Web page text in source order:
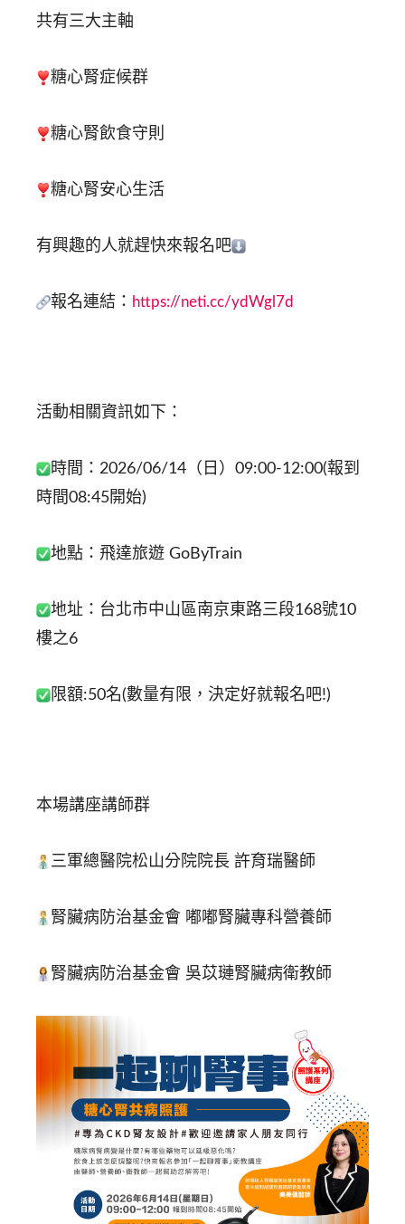
共有三大主軸
糖心腎症候群
糖心腎飲食守則
糖心腎安心生活
有興趣的人就趕快來報名吧
報名連結： https://neti.cc/ydWgl7d
活動相關資訊如下：
時間：2026/06/14（日）09:00-12:00(報到
時間08:45開始)
地點：飛達旅遊 GoByTrain
地址：台北市中山區南京東路三段168號10
樓之6
限額:50名(數量有限，決定好就報名吧!)
本場講座講師群
三軍總醫院松山分院院長 許育瑞醫師
腎臟病防治基金會 嘟嘟腎臟專科營養師
腎臟病防治基金會 吳苡璉腎臟病衛教師